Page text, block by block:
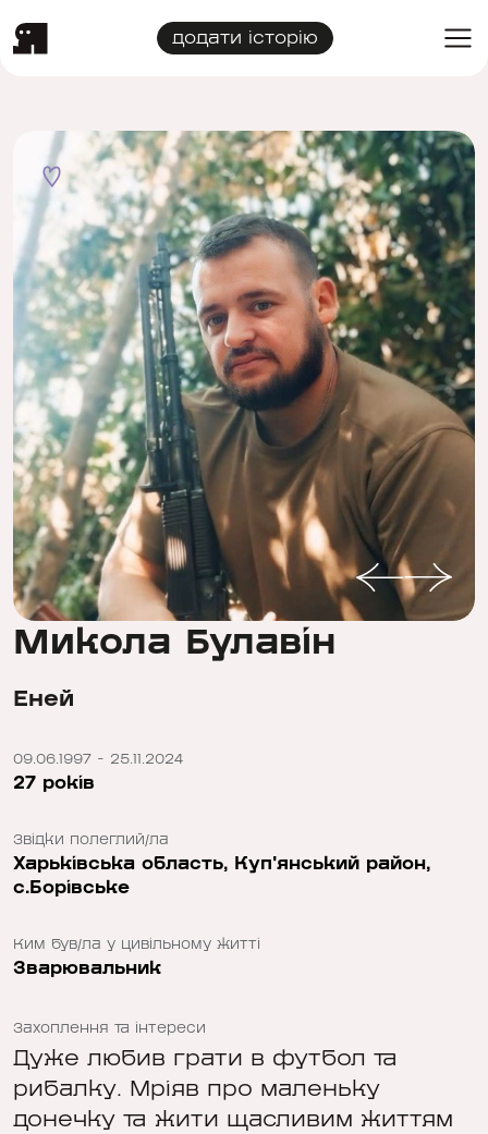
додати історію
Микола Булавін
Еней
09.06.1997 - 25.11.2024
27 років
Звідки полеглий/ла
Харьківська область, Куп'янський район,
с.Борівське
Ким був/ла у цивільному житті
Зварювальник
Захоплення та інтереси
Дуже любив грати в футбол та
рибалку. Мріяв про маленьку
донечку та жити щасливим життям